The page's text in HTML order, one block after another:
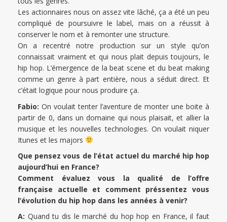
Les actionnaires nous on assez vite lâché, ça a été un peu
compliqué de poursuivre le label, mais on a réussit à
conserver le nom et à remonter une structure.
On a recentré notre production sur un style qu’on
connaissait vraiment et qui nous plait depuis toujours, le
hip hop. L’émergence de la beat scene et du beat making
comme un genre à part entière, nous a séduit direct. Et
c’était logique pour nous produire ça.
Fabio: On voulait tenter l’aventure de monter une boite à
partir de 0, dans un domaine qui nous plaisait, et allier la
musique et les nouvelles technologies. On voulait niquer
Itunes et les majors
Que pensez vous de l’état actuel du marché hip hop
aujourd’hui en France?
Comment évaluez vous la qualité de l’offre
française actuelle et comment préssentez vous
l’évolution du hip hop dans les années à venir?
A: Quand tu dis le marché du hop hop en France, il faut